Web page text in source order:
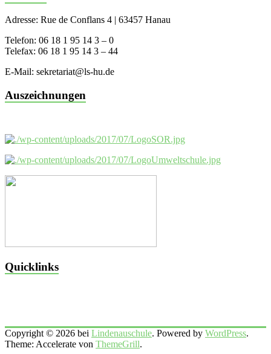
Adresse: Rue de Conflans 4 | 63457 Hanau
Telefon: 06 18 1 95 14 3 – 0
Telefax: 06 18 1 95 14 3 – 44
E-Mail: sekretariat@ls-hu.de
Auszeichnungen
Quicklinks
Copyright © 2026 bei Lindenauschule. Powered by WordPress.
Theme: Accelerate von ThemeGrill.